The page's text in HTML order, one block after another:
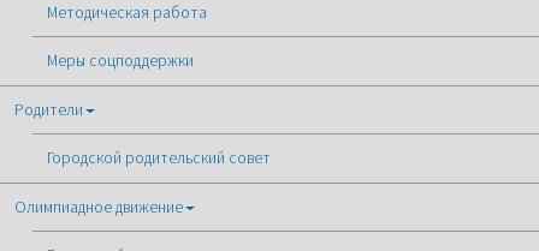
Методическая работа
Меры соцподдержки
Родители
Городской родительский совет
Олимпиадное движение